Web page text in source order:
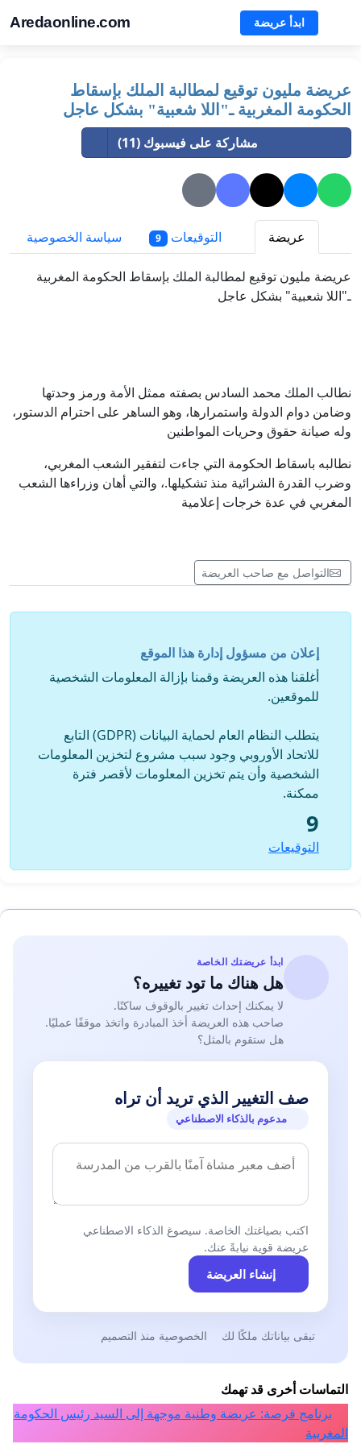
Aredaonline.com ابدأ عريضة
عريضة مليون توقيع لمطالبة الملك بإسقاط
الحكومة المغربية ـ"اللا شعبية" بشكل عاجل
مشاركة على فيسبوك (11)
عريضة التوقيعات 9 سياسة الخصوصية
عريضة مليون توقيع لمطالبة الملك بإسقاط الحكومة المغربية
ـ"اللا شعبية" بشكل عاجل
نطالب الملك محمد السادس بصفته ممثل الأمة ورمز وحدتها
وضامن دوام الدولة واستمرارها، وهو الساهر على احترام الدستور،
وله صيانة حقوق وحريات المواطنين
نطالبه باسقاط الحكومة التي جاءت لتفقير الشعب المغربي،
وضرب القدرة الشرائية منذ تشكيلها.، والتي أهان وزراءها الشعب
المغربي في عدة خرجات إعلامية
التواصل مع صاحب العريضة
إعلان من مسؤول إدارة هذا الموقع
أغلقنا هذه العريضة وقمنا بإزالة المعلومات الشخصية
للموقعين.
يتطلب النظام العام لحماية البيانات (GDPR) التابع
للاتحاد الأوروبي وجود سبب مشروع لتخزين المعلومات
الشخصية وأن يتم تخزين المعلومات لأقصر فترة
ممكنة.
9
التوقيعات
ابدأ عريضتك الخاصة
هل هناك ما تود تغييره؟
لا يمكنك إحداث تغيير بالوقوف ساكنًا.
صاحب هذه العريضة أخذ المبادرة واتخذ موقفًا عمليًا.
هل ستقوم بالمثل؟
صف التغيير الذي تريد أن تراه
مدعوم بالذكاء الاصطناعي
اكتب بصياغتك الخاصة. سيصوغ الذكاء الاصطناعي
عريضة قوية نيابةً عنك.
إنشاء العريضة
تبقى بياناتك ملكًا لك الخصوصية منذ التصميم
التماسات أخرى قد تهمك
برنامج فرصة: عريضة وطنية موجهة إلى السيد رئيس الحكومة
المغربية